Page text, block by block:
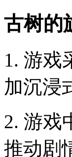
古树的
1. 游戏
加沉浸
2. 游戏
推动剧